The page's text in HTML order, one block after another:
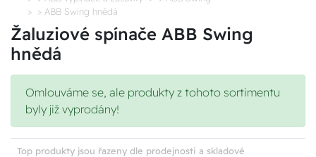
> ABB Swing hnědá
Žaluziové spínače ABB Swing
hnědá
Omlouváme se, ale produkty z tohoto sortimentu
byly již vyprodány!
Top produkty jsou řazeny dle prodejnosti a skladové